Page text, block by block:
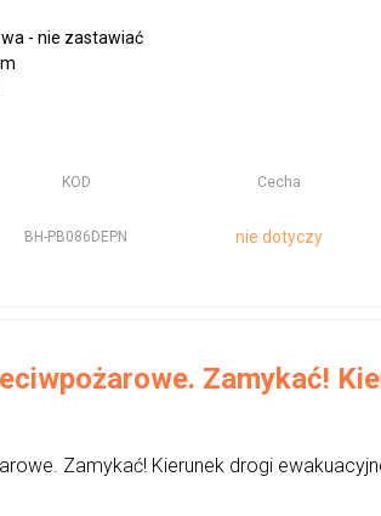
- nie zastawiać
KOD Cecha
BH-PB086DEPN nie dotyczy
Zamykać!
Zamykać! Kierunek drogi